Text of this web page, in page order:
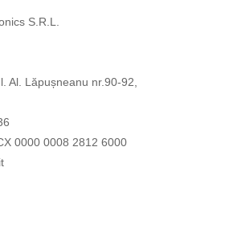
S.R.L.
Al. Lăpușneanu nr.90-92,
0000 0008 2812 6000